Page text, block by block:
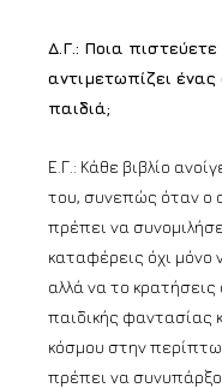
Δ.Γ.: Ποια πιστεύετε
αντιμετωπίζει
παιδιά;
Ε.Γ.: Κάθε βιβλίο
του, συνεπώς όταν ο
πρέπει να
καταφέρεις όχι μόνο
αλλά να το
παιδικής φαντασίας
κόσμου στην
πρέπει να